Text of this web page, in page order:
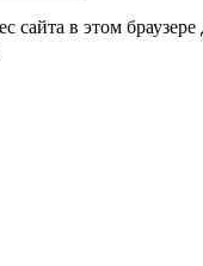
сайта в этом браузере